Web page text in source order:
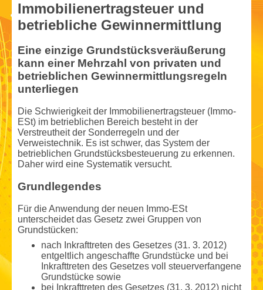
Immobilienertrag­steuer und
betriebliche Gewinn­ermittlung
Eine einzige Grundstücksveräußerung
kann einer Mehrzahl von privaten und
betrieblichen Gewinn­ermittlungsregeln
unterliegen
Die Schwierigkeit der Immobilienertrag­steuer (Immo-
ESt) im betrieblichen Bereich besteht in der
Verstreutheit der Sonderregeln und der
Verweistechnik. Es ist schwer, das System der
betrieblichen Grundstücksbe­steuerung zu erkennen.
Daher wird eine Systematik versucht.
Grundlegendes
Für die Anwendung der neuen Immo-ESt
unterscheidet das Gesetz zwei Gruppen von
Grundstücken:
nach Inkrafttreten des Gesetzes (31. 3. 2012)
entgeltlich angeschaffte Grundstücke und bei
Inkrafttreten des Gesetzes voll steuerverfangene
Grundstücke sowie
bei Inkrafttreten des Gesetzes (31. 3. 2012) nicht